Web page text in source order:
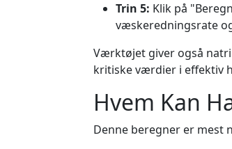
Trin 5: Klik på
væskeredningsrate
Værktøjet giver også
kritiske værdier i effektiv
Hvem Kan
Denne beregner er mest